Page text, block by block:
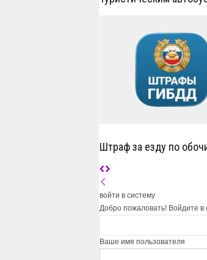
Штраф за езду по
войти в систему
Добро пожаловать! Войдите в
Ваше имя пользователя